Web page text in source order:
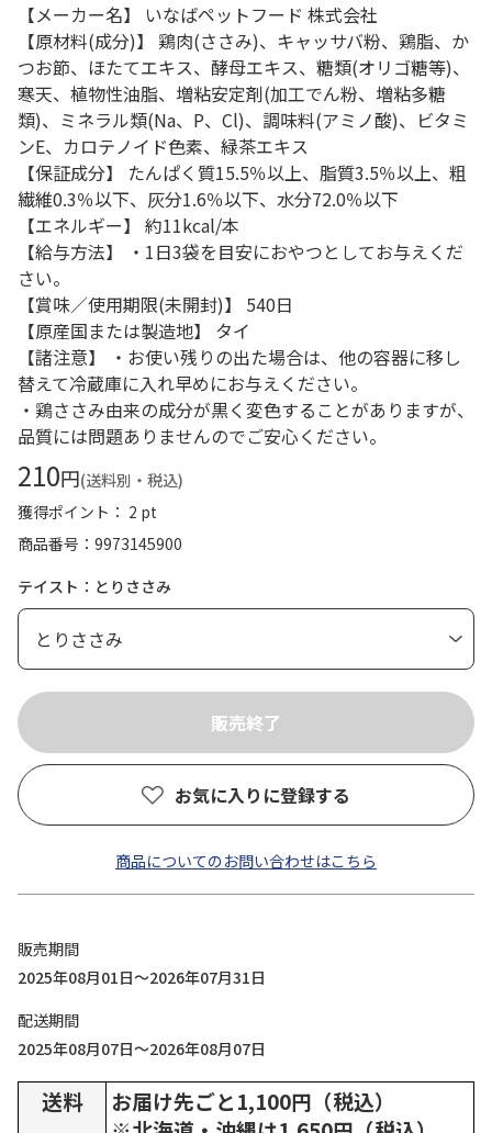
【メーカー名】 いなばペットフード 株式会社
【原材料(成分)】 鶏肉(ささみ)、キャッサバ粉、鶏脂、か
つお節、ほたてエキス、酵母エキス、糖類(オリゴ糖等)、
寒天、植物性油脂、増粘安定剤(加工でん粉、増粘多糖
類)、ミネラル類(Na、P、Cl)、調味料(アミノ酸)、ビタミ
ンE、カロテノイド色素、緑茶エキス
【保証成分】 たんぱく質15.5％以上、脂質3.5％以上、粗
繊維0.3％以下、灰分1.6％以下、水分72.0％以下
【エネルギー】 約11kcal/本
【給与方法】 ・1日3袋を目安におやつとしてお与えくだ
さい。
【賞味／使用期限(未開封)】 540日
【原産国または製造地】 タイ
【諸注意】 ・お使い残りの出た場合は、他の容器に移し
替えて冷蔵庫に入れ早めにお与えください。
・鶏ささみ由来の成分が黒く変色することがありますが、
品質には問題ありませんのでご安心ください。
210円(送料別・税込)
獲得ポイント： 2 pt
商品番号
9973145900
テイスト：とりささみ
お気に入りに登録する
商品についてのお問い合わせはこちら
販売期間
2025年08月01日～2026年07月31日
配送期間
2025年08月07日～2026年08月07日
送料
お届け先ごと1,100円（税込）